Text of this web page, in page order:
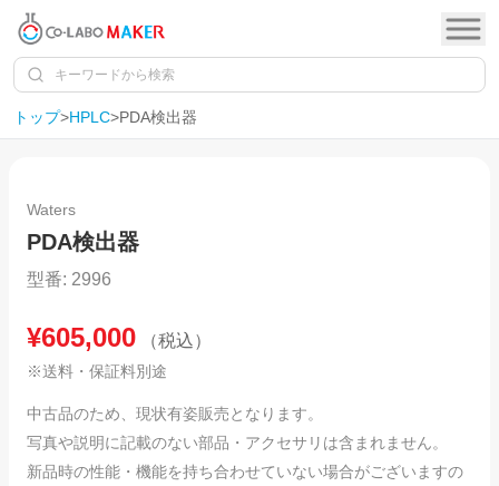
トップ>HPLC>PDA検出器
SOLD OUT
Waters
PDA検出器
型番: 2996
¥605,000 （税込）
※送料・保証料別途
中古品のため、現状有姿販売となります。
写真や説明に記載のない部品・アクセサリは含まれません。
新品時の性能・機能を持ち合わせていない場合がございますの